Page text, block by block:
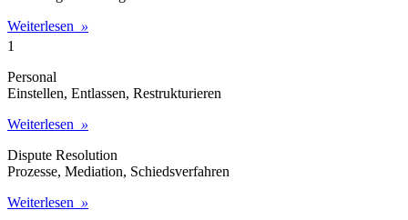
Weiterlesen »
1
Personal
Einstellen, Entlassen, Restrukturieren
Weiterlesen »
Dispute Resolution
Prozesse, Mediation, Schiedsverfahren
Weiterlesen »